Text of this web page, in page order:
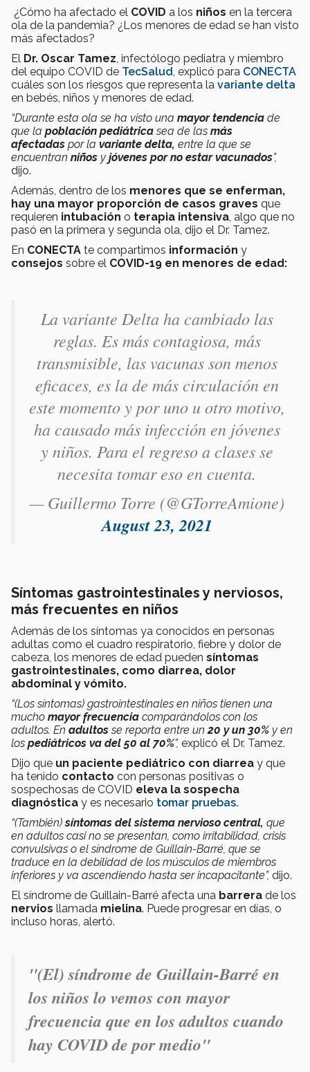
¿Cómo ha afectado el COVID a los niños en la tercera
ola de la pandemia? ¿Los menores de edad se han visto
más afectados?
El Dr. Oscar Tamez , infectólogo pediatra y miembro
del equipo COVID de TecSalud , explicó para CONECTA
cuáles son los riesgos que representa la variante delta
en bebés, niños y menores de edad.
“Durante esta ola se ha visto una mayor tendencia de
que la población pediátricasea de las más
afectadas por la variante delta, entre la que se
encuentran niños y jóvenes por no estar vacunados”,
dijo.
Además, dentro de los menores que se enferman,
hay una mayor proporción de casos graves que
requieren intubación o terapia intensiva , algo que no
pasó en la primera y segunda ola, dijo el Dr. Tamez.
En CONECTA te compartimos información y
consejos sobre el COVID-19 en menores de edad:
La variante Delta ha cambiado las
reglas. Es más contagiosa, más
transmisible, las vacunas son menos
eficaces, es la de más circulación en
este momento y por uno u otro motivo,
ha causado más infección en jóvenes
y niños. Para el regreso a clases se
necesita tomar eso en cuenta.
— Guillermo Torre (@GTorreAmione)
August 23, 2021
Síntomas gastrointestinales y nerviosos,
más frecuentes en niños
Además de los síntomas ya conocidos en personas
adultas como el cuadro respiratorio, fiebre y dolor de
cabeza, los menores de edad pueden síntomas
gastrointestinales, como diarrea, dolor
abdominal y vómito.
“(Los síntomas) gastrointestinales en niños tienen una
mucho mayor frecuencia comparándolos con los
adultos. En adultosse reporta entre un 20 y un 30% y en
los pediátricos va del 50 al 70%”, explicó el Dr. Tamez.
Dijo que un paciente pediátrico con diarrea y que
ha tenido contacto con personas positivas o
sospechosas de COVID eleva la sospecha
diagnóstica y es necesario tomar pruebas.
“(También)síntomas del sistema nervioso central, que
en adultos casi no se presentan, como irritabilidad, crisis
convulsivas o el síndrome de Guillain-Barré, que se
traduce en la debilidad de los músculos de miembros
inferiores y va ascendiendo hasta ser incapacitante”, dijo.
El síndrome de Guillain-Barré afecta una barrera de los
nervios llamada mielina. Puede progresar en días, o
incluso horas, alertó.
"(El) síndrome de Guillain-Barré en
los niños lo vemos con mayor
frecuencia que en los adultos cuando
hay COVID de por medio"